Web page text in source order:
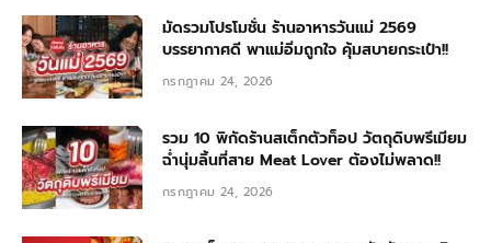
มัดรวมโปรโมชั่น ร้านอาหารวันแม่ 2569
บรรยากาศดี พาแม่อิ่มถูกใจ คุ้มสบายกระเป๋า!!
กรกฎาคม 24, 2026
รวม 10 พิกัดร้านสเต็กตัวท็อป วัตถุดิบพรีเมียม
ฉ่ำนุ่มลิ้นที่สาย Meat Lover ต้องไม่พลาด!!
กรกฎาคม 24, 2026